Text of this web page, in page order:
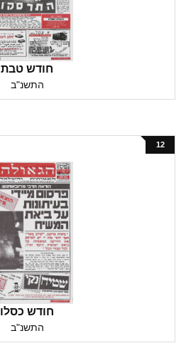
חודש טבת
התשנ"ב
12
חודש כסלו
התשנ"ב